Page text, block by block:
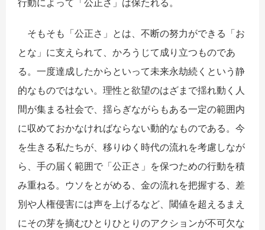
そもそも「公正さ」とは、不断の努力ができる「お
とな」に支えられて、かろうじて成り立つものであ
る。一度達成したからといって未来永劫続くという静
的なものではない。理性と欲望のはざまで揺れ動く人
間が集まる社会で、揺らぎながらもある一定の範囲内
に収めておかなければならない動的なものである。今
を生きる私たちが、移りゆく時代の流れを考慮しなが
ら、手の届く範囲で「公正さ」を保つための行動を積
み重ねる。ウソをとがめる、金の流れを把握する、差
別や人権侵害には声を上げるなど、閾値を超えるまえ
にその芽を摘むひとりひとりのアクションが不可欠な